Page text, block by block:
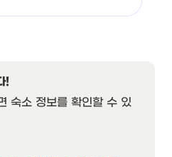
!
숙소 정보를 확인할 수 있